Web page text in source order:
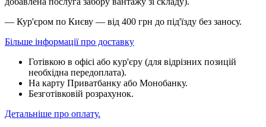
— Кур'єром по Києву — від 400 грн до під'їзду без заносу.
Більше інформації про доставку
Готівкою в офісі або кур'єру (для відрізних позицій
необхідна передоплата).
На карту Приватбанку або Монобанку.
Безготівковій розрахунок.
Детальніше про оплату.